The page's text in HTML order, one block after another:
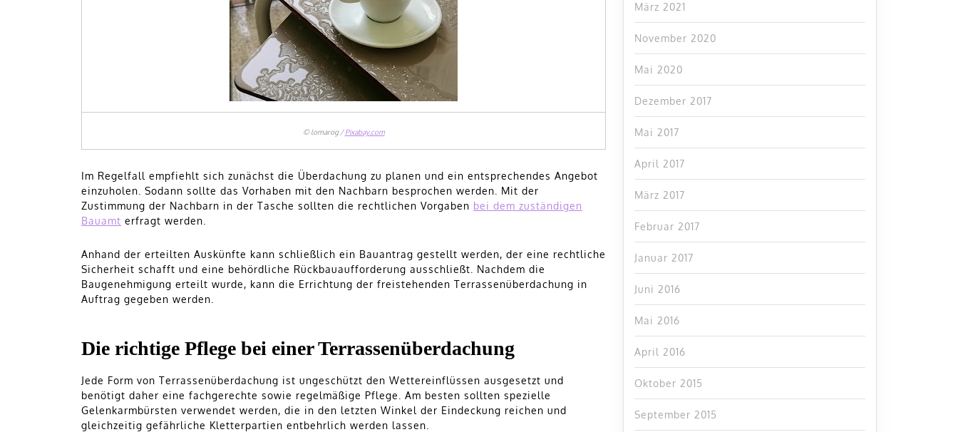
© lomarog /Pixabay.com
Im Regelfall empfiehlt sich zunächst die Überdachung zu planen und ein entsprechendes Angebot
einzuholen. Sodann sollte das Vorhaben mit den Nachbarn besprochen werden. Mit der
Zustimmung der Nachbarn in der Tasche sollten die rechtlichen Vorgaben bei dem zuständigen
Bauamt erfragt werden.
Anhand der erteilten Auskünfte kann schließlich ein Bauantrag gestellt werden, der eine rechtliche
Sicherheit schafft und eine behördliche Rückbauaufforderung ausschließt. Nachdem die
Baugenehmigung erteilt wurde, kann die Errichtung der freistehenden Terrassenüberdachung in
Auftrag gegeben werden.
Die richtige Pflege bei einer Terrassenüberdachung
Jede Form von Terrassenüberdachung ist ungeschützt den Wettereinflüssen ausgesetzt und
benötigt daher eine fachgerechte sowie regelmäßige Pflege. Am besten sollten spezielle
Gelenkarmbürsten verwendet werden, die in den letzten Winkel der Eindeckung reichen und
gleichzeitig gefährliche Kletterpartien entbehrlich werden lassen.
März 2021
November 2020
Mai 2020
Dezember 2017
Mai 2017
April 2017
März 2017
Februar 2017
Januar 2017
Juni 2016
Mai 2016
April 2016
Oktober 2015
September 2015